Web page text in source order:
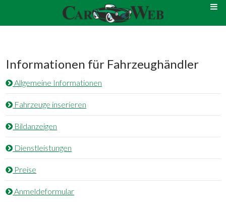
Informationen für Fahrzeughändler
Allgemeine Informationen
Fahrzeuge inserieren
Bildanzeigen
Dienstleistungen
Preise
Anmeldeformular